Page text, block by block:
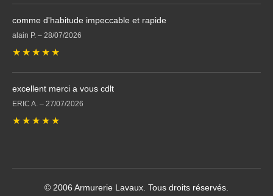
comme d'habitude impeccable et rapide
alain P. – 28/07/2026
★ ★ ★ ★ ★
excellent merci a vous cdlt
ERIC A. – 27/07/2026
★ ★ ★ ★ ★
© 2006 Armurerie Lavaux. Tous droits réservés.